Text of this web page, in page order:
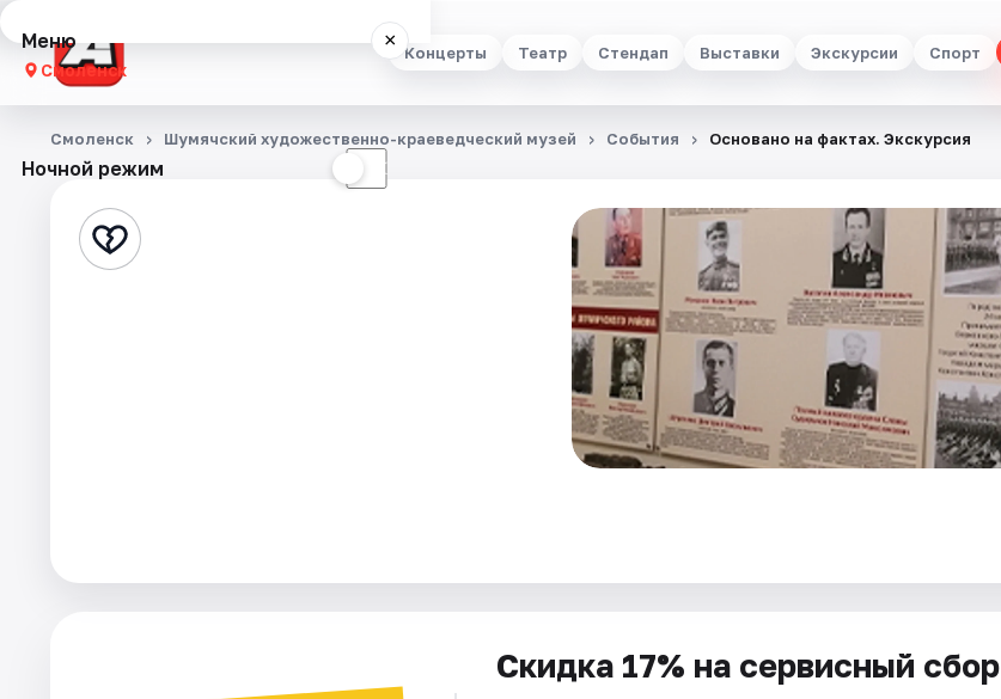
Концерты Театр Стендап Выставки Экскурсии Спорт
Меню ×
Смоленск
Концерты
Стендап
Ночной режим ☾
Смоленск Шумячский художественно-краеведческий музей События Основано на фактах. Экскурсия
Скидка 17% на сервисный сбор